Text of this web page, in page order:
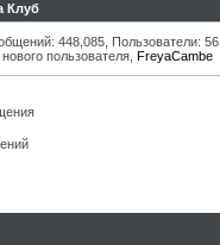
Клуб
448,085, Пользователи:
пользователя, FreyaCambe